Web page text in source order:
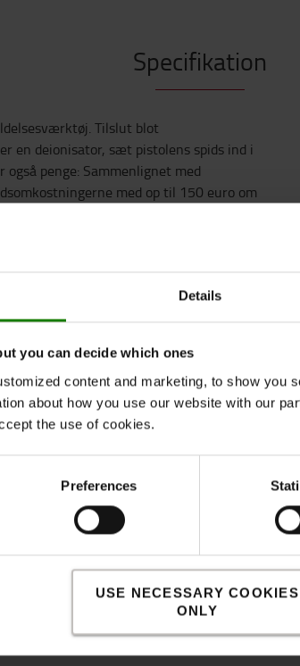
Details
you can decide which ones
content and marketing, to show you
about how you use our website with our
the use of cookies.
Preferences
USE NECESSARY COOKIES
ONLY
Specifikation
Tilslut blot
en deionisator, sæt pistolens spids ind i
penge: Sammenlignet med
med op til 150 euro om
Verdens hurtigste, mest holdbare og
dit lager eller distributionscenter ved at
allerede bruger batteridrevne
vandingspistol, så leje- eller
på og de 45° dysvinkel gør denne pistol
stoppet.
og beskytter dysen mod skader.
ABS-plast.
til det optimale niveau for de